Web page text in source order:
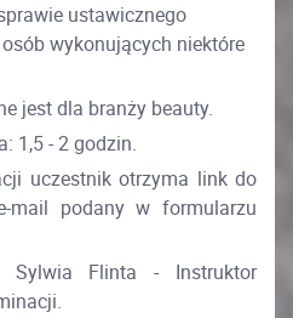
ustawicznego
wykonujących niektóre
jest dla branży beauty.
1,5 - 2 godzin.
uczestnik otrzyma link do
mail podany w formularzu
Sylwia Flinta - Instruktor